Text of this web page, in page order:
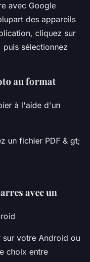
avec Google
des appareils
cliquez sur
sélectionnez
au format
à l'aide d'un
un fichier PDF & gt;
avec un
sur votre Android ou
choix entre